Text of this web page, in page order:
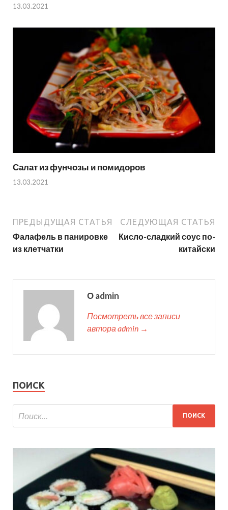
13.03.2021
Салат из фунчозы и помидоров
13.03.2021
ПРЕДЫДУЩАЯ СТАТЬЯ
Фалафель в панировке
из клетчатки
СЛЕДУЮЩАЯ СТАТЬЯ
Кисло-сладкий соус по-
китайски
О admin
Посмотреть все записи
автора admin →
ПОИСК